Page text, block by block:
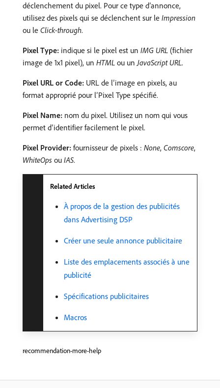
déclenchement du pixel. Pour ce type d’annonce,
utilisez des pixels qui se déclenchent sur le Impression
ou le Click-through.
Pixel Type: indique si le pixel est un IMG URL (fichier
image de 1x1 pixel), un HTML ou unJavaScript URL.
Pixel URL or Code: URL de l’image en pixels, au
format approprié pour l’Pixel Type spécifié.
Pixel Name: nom du pixel. Utilisez un nom qui vous
permet d’identifier facilement le pixel.
Pixel Provider: fournisseur de pixels : None, Comscore,
WhiteOps ou IAS.
Related Articles
À propos de la gestion des publicités
dans Advertising DSP
Créer une seule annonce publicitaire
Liste des emplacements associés à une
publicité
Spécifications publicitaires
Macros ​
recommendation-more-help